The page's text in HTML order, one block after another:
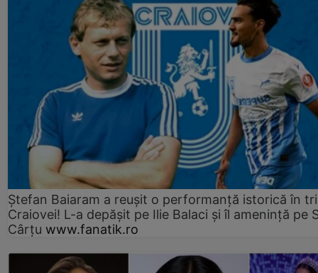
Ștefan Baiaram a reușit o performanță istorică în
Craiovei! L-a depășit pe Ilie Balaci și îl amenință pe
Cârțu www.fanatik.ro